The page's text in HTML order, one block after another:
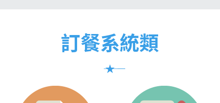
訂餐系統類
――― ★ ―――